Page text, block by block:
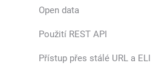
Open data
Použití REST API
Přístup přes stálé URL a ELI